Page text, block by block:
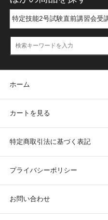
ホーム
カートを見る
特定商取引法に基づく表記
プライバシーポリシー
お問い合わせ